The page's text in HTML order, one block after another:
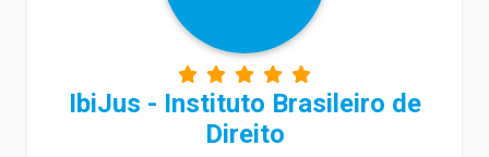
IbiJus - Instituto Brasileiro de
Direito